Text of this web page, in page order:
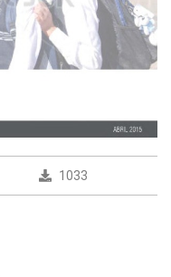
1033